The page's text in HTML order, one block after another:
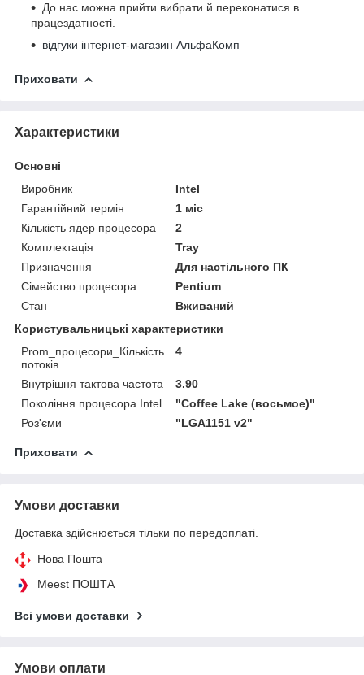
До нас можна прийти вибрати й переконатися в
працездатності.
відгуки інтернет-магазин АльфаКомп
Приховати
Характеристики
Основні
Виробник
Intel
Гарантійний термін
1 міс
Кількість ядер процесора
2
Комплектація
Tray
Призначення
Для настільного ПК
Сімейство процесора
Pentium
Стан
Вживаний
Користувальницькі характеристики
Prom_процесори_Кількість
потоків
4
Внутрішня тактова частота
3.90
Покоління процесора Intel
"Coffee Lake (восьмое)"
Роз'єми
"LGA1151 v2"
Приховати
Умови доставки
Доставка здійснюється тільки по передоплаті.
Нова Пошта
Meest ПОШТА
Всі умови доставки
Умови оплати